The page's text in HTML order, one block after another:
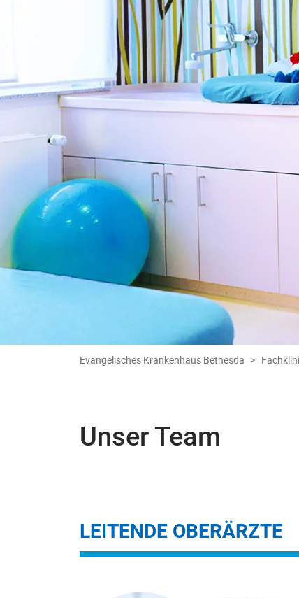
Evangelisches Krankenhaus Bethesda
Unser Team
LEITENDE OBERÄRZTE